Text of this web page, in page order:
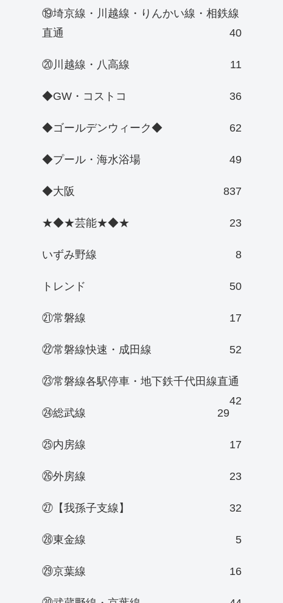
⑲埼京線・川越線・りんかい線・相鉄線
直通
40
⑳川越線・八高線 11
◆GW・コストコ 36
◆ゴールデンウィーク◆ 62
◆プール・海水浴場 49
◆大阪 837
★◆★芸能★◆★ 23
いずみ野線 8
トレンド 50
㉑常磐線 17
㉒常磐線快速・成田線 52
㉓常磐線各駅停車・地下鉄千代田線直通
42
㉔総武線
29
㉕内房線 17
㉖外房線 23
㉗【我孫子支線】 32
㉘東金線 5
㉙京葉線 16